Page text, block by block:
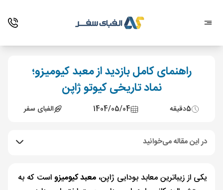
راهنمای کامل بازدید از معبد کیومیزو؛
نماد تاریخی کیوتو ژاپن
5دقیقه 1404/05/04 الفبای سفر
در این مقاله می‌خوانید
یکی از زیباترین معابد بودایی ژاپن، معبد کیومیزواست که به